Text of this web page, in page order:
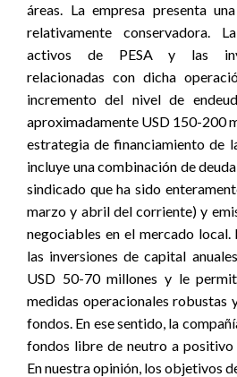
áreas. La empresa presenta
relativamente conservadora.
activos de PESA y las
relacionadas con dicha
incremento del nivel de
aproximadamente USD 150-200
estrategia de financiamiento de
incluye una combinación de
sindicado que ha sido
marzo y abril del corriente) y
negociables en el mercado local.
las inversiones de capital
USD 50-70 millones y le
medidas operacionales
fondos. En ese sentido, la
fondos libre de neutro a positivo
En nuestra opinión, los objetivos